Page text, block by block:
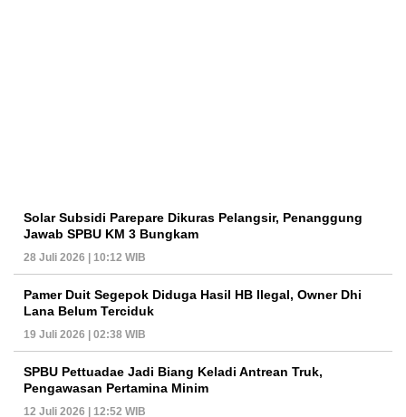
Solar Subsidi Parepare Dikuras Pelangsir, Penanggung
Jawab SPBU KM 3 Bungkam
28 Juli 2026 | 10:12 WIB
Pamer Duit Segepok Diduga Hasil HB Ilegal, Owner Dhi
Lana Belum Terciduk
19 Juli 2026 | 02:38 WIB
SPBU Pettuadae Jadi Biang Keladi Antrean Truk,
Pengawasan Pertamina Minim
12 Juli 2026 | 12:52 WIB